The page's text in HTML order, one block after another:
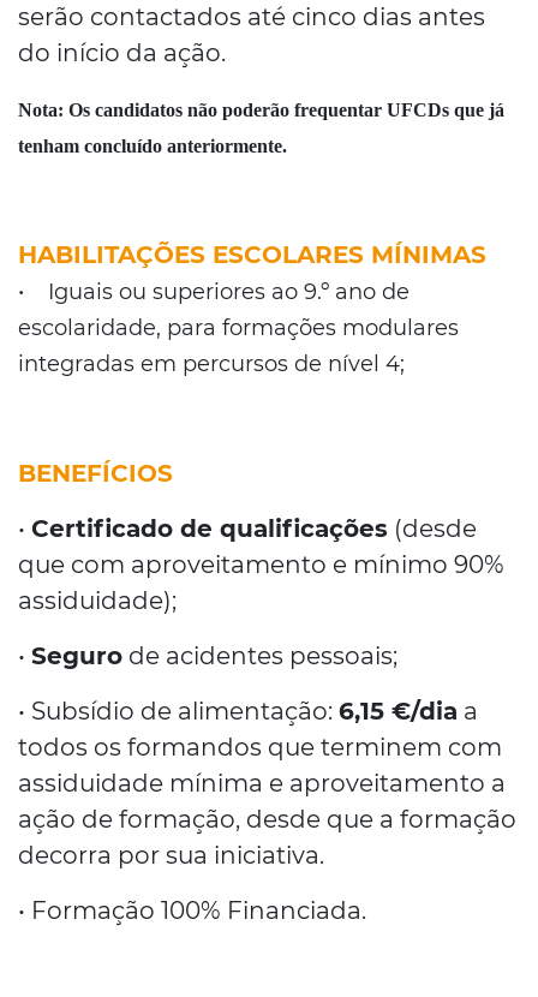
serão contactados até cinco dias antes
do início da ação.
Nota: Os candidatos não poderão frequentar UFCDs que já
tenham concluído anteriormente.
HABILITAÇÕES ESCOLARES MÍNIMAS
• Iguais ou superiores ao 9.º ano de
escolaridade, para formações modulares
integradas em percursos de nível 4;
BENEFÍCIOS
• Certificado de qualificações (desde
que com aproveitamento e mínimo 90%
assiduidade);
• Seguro de acidentes pessoais;
• Subsídio de alimentação: 6,15 €/dia a
todos os formandos que terminem com
assiduidade mínima e aproveitamento a
ação de formação, desde que a formação
decorra por sua iniciativa.
• Formação 100% Financiada.